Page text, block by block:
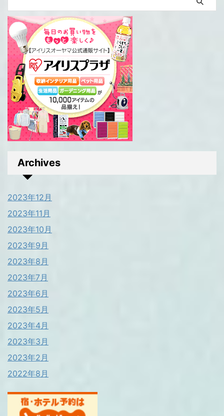
Archives
2023年12月
2023年11月
2023年10月
2023年9月
2023年8月
2023年7月
2023年6月
2023年5月
2023年4月
2023年3月
2023年2月
2022年8月